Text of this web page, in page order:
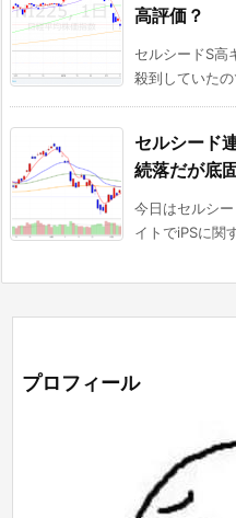
高評価？
セルシードS高
殺到していた
セルシード
続落だが底
今日はセルシ
イトでiPSに関
プロフィール